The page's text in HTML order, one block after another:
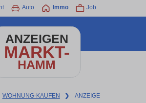
Auto Immo Job
ANZEIGEN
MARKT-
HAMM
WOHNUNG-KAUFEN ❯ ANZEIGE